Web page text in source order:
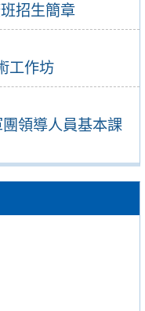
招生簡章
工作坊
領導人員基本課